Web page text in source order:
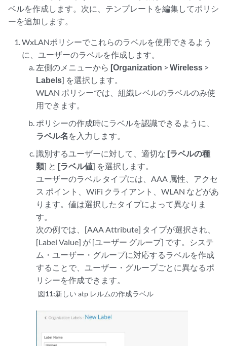
ベルを作成します。次に、テンプレートを編集してポリシ
ーを追加します。
WxLANポリシーでこれらのラベルを使用できるよう
に、ユーザーのラベルを作成します。
左側のメニューから [Organization > Wireless>
Labels] を選択します。
WLAN ポリシーでは、組織レベルのラベルのみ使
用できます。
ポリシーの作成時にラベルを認識できるように、
ラベル名 を入力します。
識別するユーザーに対して、適切な [ラベルの種
類] と [ラベル値] を選択します。
ユーザーのラベル タイプには、AAA 属性、アクセ
ス ポイント、WiFi クライアント、WLAN などがあ
ります。値は選択したタイプによって異なりま
す。
次の例では、[AAA Attribute] タイプが選択され、
[Label Value] が [ユーザー グループ] です。システ
ム・ユーザー・グループに対応するラベルを作成
することで、ユーザー・グループごとに異なるポ
リシーを作成できます。
図11:新しい atp レルムの作成ラベル